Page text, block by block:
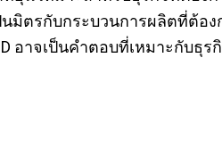
มิตรกับกระบวนการผลิตที่ต้อ
อาจเป็นคำตอบที่เหมาะกับธุ